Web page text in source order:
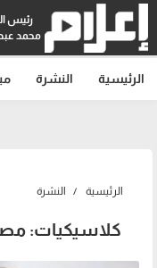
رئيس
محمد
الرئيسية النشرة
الرئيسية النشرة
كلاسيكيات: